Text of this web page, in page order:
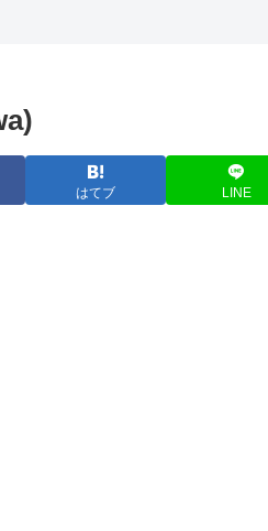
はてブ LINE